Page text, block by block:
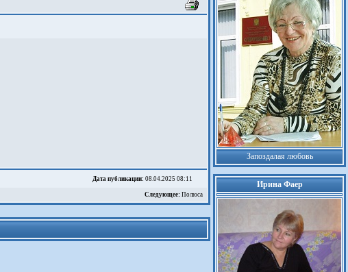
Дата публикации: 08.04.2025 08:11
Следующее: Полюса
Запоздалая любовь
Ирина Фаер